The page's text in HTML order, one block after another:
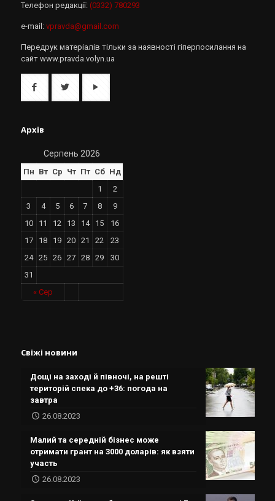
Телефон редакції: (0332) 780293
e-mail: vpravda@gmail.com
Передрук матеріалів тільки за наявності гіперпосилання на
сайт www.pravda.volyn.ua
Архів
Серпень 2026
Пн Вт Ср Чт Пт Сб Нд
« Сер
1
2
3
4 5 6 7 8
9
10
11 12 13 14 15
16
17
18 19 20 21 22
23
24
25 26 27 28 29
30
31
Свіжі новини
Дощі на заході й півночі, на решті
територій спека до +36: погода на
завтра
26.08.2023
Малий та середній бізнес може
отримати грант на 3000 доларів: як взяти
участь
26.08.2023